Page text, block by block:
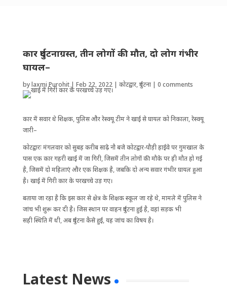
कार दुर्घटनाग्रस्त, तीन लोगों की मौत, दो लोग गंभीर
घायल–
bylaxmi Purohit| Feb 22, 2022| कोटद्वार,दुर्घटना| 0 comments
कार में सवार थे शिक्षक, पुलिस और रेस्क्यू टीम ने खाई से घायल को निकाला, रेस्क्यू
जारी–
कोटद्वारः मंगलवार को सुबह करीब साढ़े नौ बजे कोटद्वार-पौड़ी हाईवे पर गुमखाल के
पास एक कार गहरी खाई में जा गिरी, जिसमें तीन लोगों की मौके पर ही मौत हो गई
है, जिसमें दो महिलाएं और एक शिक्षक है, जबकि दो अन्य सवार गंभीर घायल हुआ
है। खाई में गिरी कार के परखच्चे उड़ गए।
बताया जा रहा है कि इस कार से क्षेत्र के शिक्षक स्कूल जा रहे थे, मामले में पुलिस ने
जांच भी शुरू कर दी है। जिस स्थान पर वाहन दुर्घटना हुई है, वहां सड़क भी
सही स्थिति में थी, अब दुर्घटना कैसे हुई, यह जांच का विषय है।
Latest News